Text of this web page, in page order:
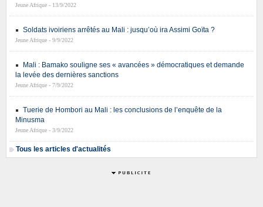
Jeune Afrique - 13/9/2022
Soldats ivoiriens arrêtés au Mali : jusqu’où ira Assimi Goïta ?
Jeune Afrique - 9/9/2022
Mali : Bamako souligne ses « avancées » démocratiques et demande
la levée des dernières sanctions
Jeune Afrique - 7/9/2022
Tuerie de Hombori au Mali : les conclusions de l’enquête de la
Minusma
Jeune Afrique - 3/9/2022
Tous les articles d'actualités